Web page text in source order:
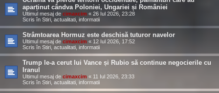
aparținut cândva Poloniei, Ungariei și României
Ultimul mesaj de cimaxcim « 26 Iul 2026, 23:28
Scris în Stiri, actualitati, informatii
Strâmtoarea Hormuz este deschisă tuturor navelor
Ultimul mesaj de cimaxcim « 12 Iul 2026, 17:52
Scris în Stiri, actualitati, informatii
Trump le-a cerut lui Vance și Rubio să continue negocierile cu
Iranul
Ultimul mesaj de cimaxcim « 11 Iul 2026, 23:33
Scris în Stiri, actualitati, informatii